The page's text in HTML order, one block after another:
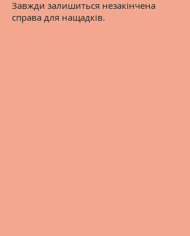
Завжди залишиться незакінчена
справа для нащадків.